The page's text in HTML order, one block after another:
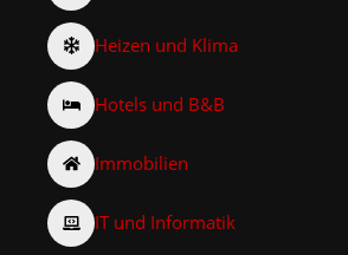
Heizen und Klima
Hotels und B&B
Immobilien
IT und Informatik